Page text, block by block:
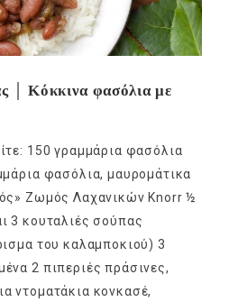
│ Κόκκινα φασόλια με
150 γραμμάρια φασόλια
φασόλια, μαυρομάτικα
Ζωμός Λαχανικών Knorr ½
3 κουταλιές σούπας
του καλαμποκιού) 3
2 πιπεριές πράσινες,
ντοματάκια κονκασέ,